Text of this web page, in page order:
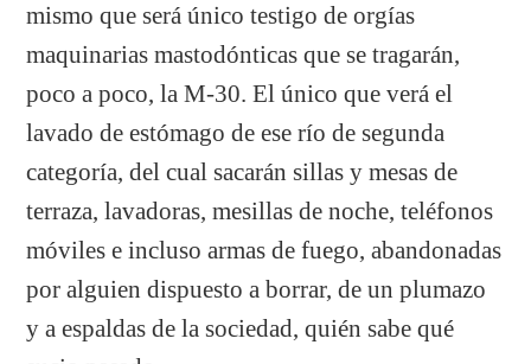
mismo que será único testigo de orgías
maquinarias mastodónticas que se tragarán,
poco a poco, la M-30. El único que verá el
lavado de estómago de ese río de segunda
categoría, del cual sacarán sillas y mesas de
terraza, lavadoras, mesillas de noche, teléfonos
móviles e incluso armas de fuego, abandonadas
por alguien dispuesto a borrar, de un plumazo
y a espaldas de la sociedad, quién sabe qué